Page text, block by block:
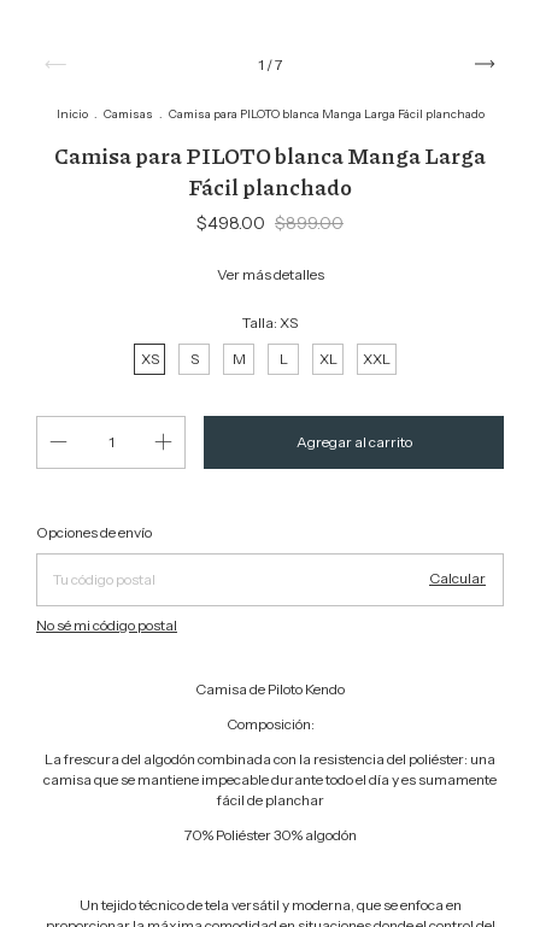
1 /7
Inicio . Camisas . Camisa para PILOTO blanca Manga Larga Fácil planchado
Camisa para PILOTO blanca Manga Larga
Fácil planchado
$498.00 $899.00
Ver más detalles
Talla: XS
XS
S M L XL XXL
Entregas para el CP:
Opciones de envío
Calcular
No sé mi código postal
Camisa de Piloto Kendo
Composición:
La frescura del algodón combinada con la resistencia del poliéster: una
camisa que se mantiene impecable durante todo el día y es sumamente
fácil de planchar
70% Poliéster 30% algodón
Un tejido técnico de tela versátil y moderna, que se enfoca en